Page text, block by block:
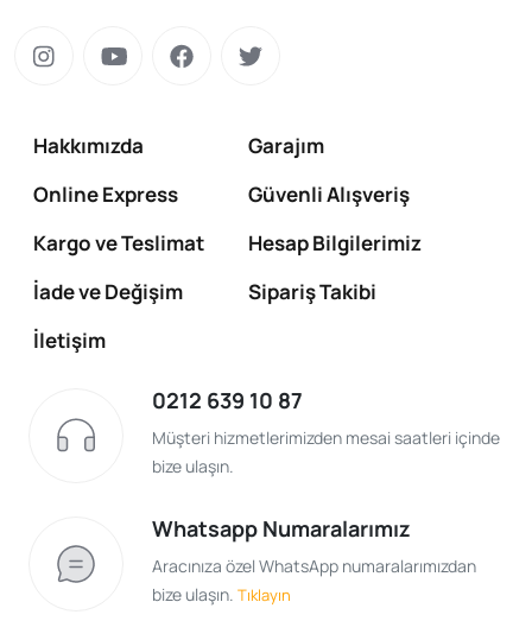
Hakkımızda
Garajım
Online Express
Güvenli Alışveriş
Kargo ve Teslimat
Hesap Bilgilerimiz
İade ve Değişim
Sipariş Takibi
İletişim
0212 639 10 87
Müşteri hizmetlerimizden mesai saatleri içinde
bize ulaşın.
Whatsapp Numaralarımız
Aracınıza özel WhatsApp numaralarımızdan
bize ulaşın. Tıklayın